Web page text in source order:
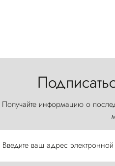
Получайте информацию о
Введите ваш адрес электронной